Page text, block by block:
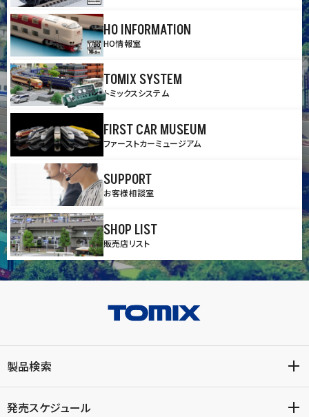
HO INFORMATION
HO情報室
TOMIX SYSTEM
トミックスシステム
FIRST CAR MUSEUM
ファーストカーミュージアム
SUPPORT
お客様相談室
SHOP LIST
販売店リスト
製品検索
発売スケジュール